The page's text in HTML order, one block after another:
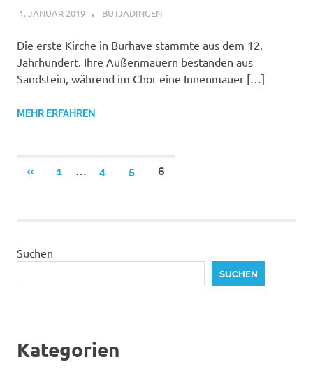
1. JANUAR 2019 MAILBOX59846
BUTJADINGEN
Die erste Kirche in Burhave stammte aus dem 12.
Jahrhundert. Ihre Außenmauern bestanden aus
Sandstein, während im Chor eine Innenmauer […]
MEHR ERFAHREN
Seitennummerierung
«VORHERIGE
1 … 4 5 6
Suchen
SUCHEN
Kategorien